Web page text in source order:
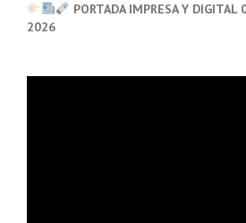
PORTADA IMPRESA Y DIGITAL
2026